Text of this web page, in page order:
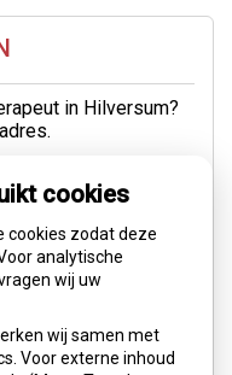
in Hilversum?
online
inplannen.
035 6247215 of
.
en andere materialen
cookies
cookies zodat deze
analytische
wij uw
wij samen met
Voor externe inhoud